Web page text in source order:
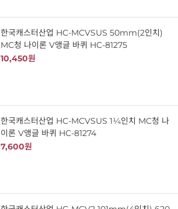
한국캐스터산업 HC-MCVSUS 50mm(2인치)
MC청 나이론 V앵글 바퀴 HC-81275
10,450원
한국캐스터산업 HC-MCVSUS 1¼인치 MC청 나
이론 V앵글 바퀴 HC-81274
7,600원